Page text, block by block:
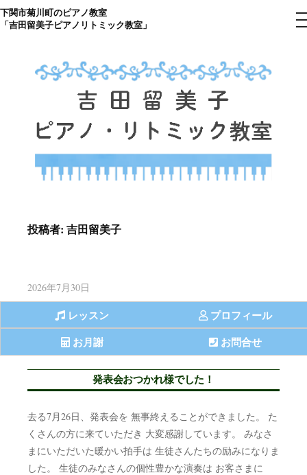
コ
下関市菊川町のピアノ教室
「吉田留美子ピアノリトミック教室」
ピアノ教室のHP
投稿者: 吉田留美子
2026年7月30日
レッスン
プロフィール
お月謝
お問合せ
発表会おつかれ様でした！
去る7月26日、発表会を 無事終えることができました。 た
くさんの方に来ていただき 大変感謝しています。 みなさ
まにいただいた暖かい拍手は 生徒さんたちの励みになりま
した。 生徒のみなさんの個性豊かな演奏は お客さまに